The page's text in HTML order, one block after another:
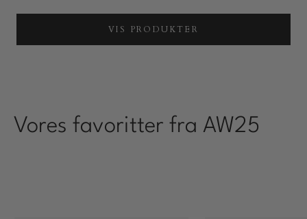
VIS PRODUKTER
Vores favoritter fra AW25